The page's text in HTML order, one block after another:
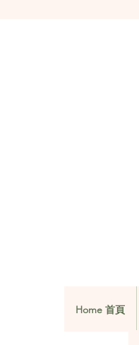
Home 首頁
Home 首頁